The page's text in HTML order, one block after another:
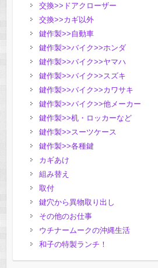
交換>>ドアクローザー
交換>>カギ以外
鍵作製>>自動車
鍵作製>>バイク>>ホンダ
鍵作製>>バイク>>ヤマハ
鍵作製>>バイク>>スズキ
鍵作製>>バイク>>カワサキ
鍵作製>>バイク>>他メーカー
鍵作製>>机・ロッカーなど
鍵作製>>スーツケース
鍵作製>>各種鍵
カギあけ
組み替え
取付
鍵穴から異物取り出し
その他のお仕事
ウチナームークの沖縄生活
和子の特製ランチ！